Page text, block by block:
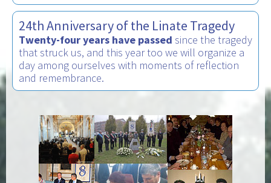
24th Anniversary of the Linate Tragedy
Twenty-four years have passed since the tragedy
that struck us, and this year too we will organize a
day among ourselves with moments of reflection
and remembrance.